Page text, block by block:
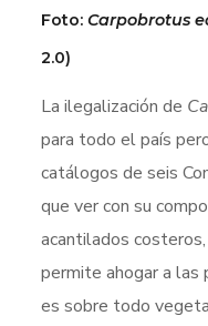
Foto:Carpobrotus
2.0)
La ilegalización de
para todo el país
catálogos de seis
que ver con su
acantilados
permite ahogar a las
es sobre todo